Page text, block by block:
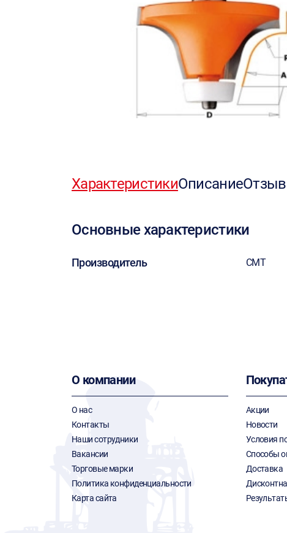
ХарактеристикиОписание
Основные характеристики
Производитель CMT
О компании
О нас
Контакты
Наши сотрудники
Вакансии
Торговые марки
Политика конфиденциальности
Карта сайта
Акции
Новости
Условия
Способы
Доставка